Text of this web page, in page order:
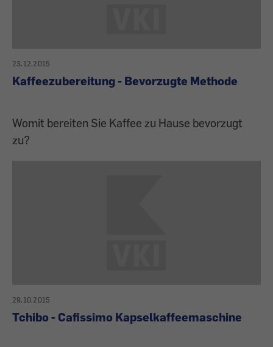
23.12.2015
Kaffeezubereitung - Bevorzugte Methode
Womit bereiten Sie Kaffee zu Hause bevorzugt
zu?
29.10.2015
Tchibo - Cafissimo Kapselkaffeemaschine